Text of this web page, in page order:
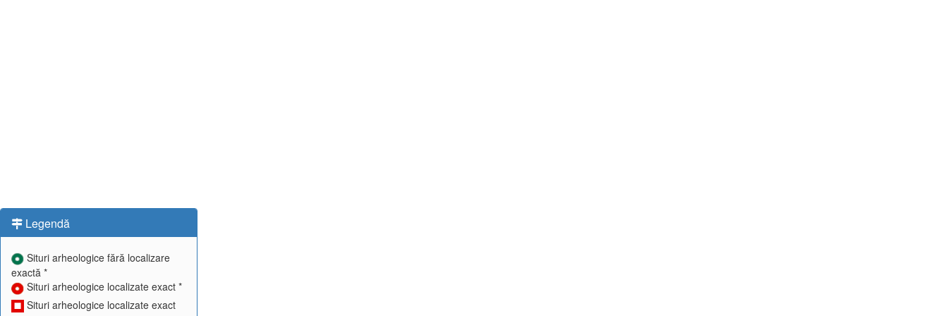
Legendă
Situri arheologice fără localizare
exactă *
Situri arheologice localizate exact *
Situri arheologice localizate exact